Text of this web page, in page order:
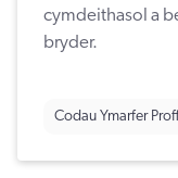
cymdeithasol a
bryder.
Codau Ymarfer